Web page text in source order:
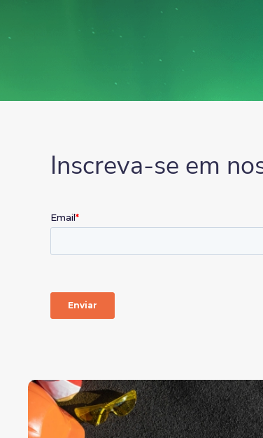
Inscreva-se em